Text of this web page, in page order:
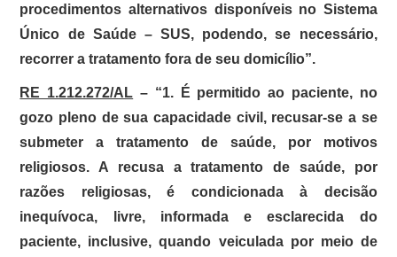
procedimentos alternativos disponíveis no Sistema
Único de Saúde – SUS, podendo, se necessário,
recorrer a tratamento fora de seu domicílio”.
RE 1.212.272/AL – “1. É permitido ao paciente, no
gozo pleno de sua capacidade civil, recusar-se a se
submeter a tratamento de saúde, por motivos
religiosos. A recusa a tratamento de saúde, por
razões religiosas, é condicionada à decisão
inequívoca, livre, informada e esclarecida do
paciente, inclusive, quando veiculada por meio de